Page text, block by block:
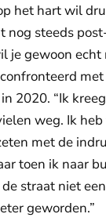
het hart wil
nog steeds
je gewoon echt
2020. “Ik
weg. Ik
met de
toen ik naar
straat niet
geworden.”